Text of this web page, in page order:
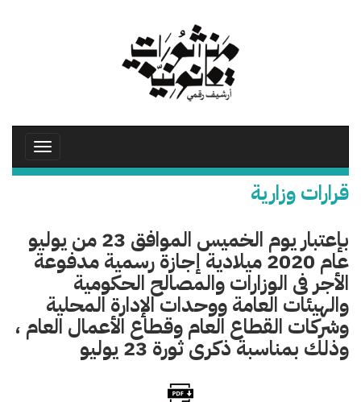
Toggle
قرارات وزارية
بإعتبار يوم الخميس الموافق 23 من يوليو
عام 2020 ميلادية إجازة رسمية مدفوعة
الأجر فى الوزارات والمصالح الحكومية
والهيئات العامة ووحدات الإدارة المحلية
وشركات القطاع العام وقطاع الأعمال العام ،
وذلك بمناسبة ذكرى ثورة 23 يوليو